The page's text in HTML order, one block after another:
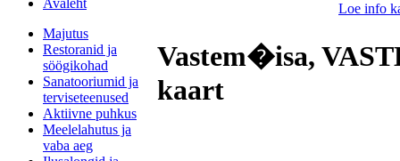
Avaleht
Majutus
Restoranid ja
söögikohad
Sanatooriumid ja
terviseteenused
Aktiivne puhkus
Meelelahutus ja
vaba aeg
Loe info
Vastem�isa,
kaart